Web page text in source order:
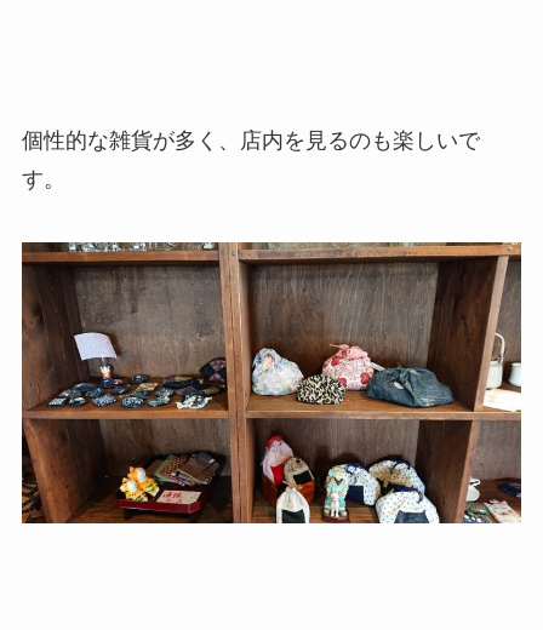
個性的な雑貨が多く、店内を見るのも楽しいで
す。